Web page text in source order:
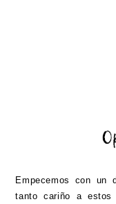
Empecemos con un
tanto cariño a estos